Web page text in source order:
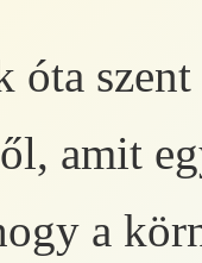
óta
amit
a